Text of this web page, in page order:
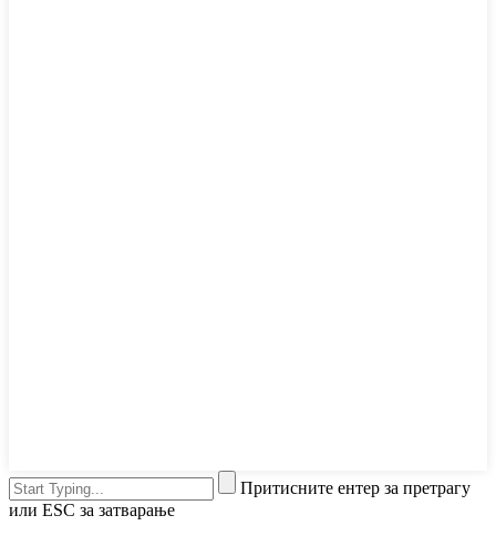
Притисните ентер за претрагу
или ESC за затварање